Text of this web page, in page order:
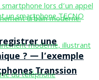
une
? — l’exemple
Transsion